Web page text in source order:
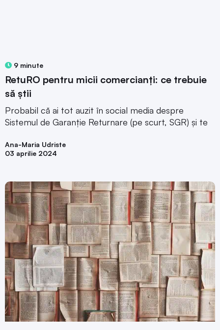
9 minute
RetuRO pentru micii comercianți: ce trebuie
să știi
Probabil că ai tot auzit în social media despre
Sistemul de Garanție Returnare (pe scurt, SGR) și te
Ana-Maria Udriste
03 aprilie 2024